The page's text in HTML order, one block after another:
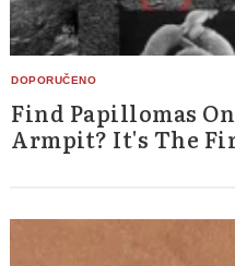
Find Papillomas
Armpit? It's The